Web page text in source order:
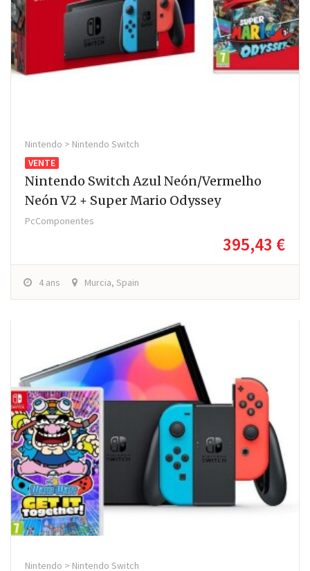
Nintendo > Nintendo Switch
VENTE
Nintendo Switch Azul Neón/Vermelho
Neón V2 + Super Mario Odyssey
PcComponentes
395,43 €
4 ans Murcia, Spain
Nintendo > Nintendo Switch